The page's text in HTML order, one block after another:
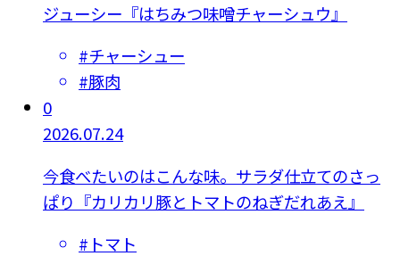
ジューシー『はちみつ味噌チャーシュウ』
#チャーシュー
#豚肉
0
2026.07.24
今食べたいのはこんな味。サラダ仕立てのさっ
ぱり『カリカリ豚とトマトのねぎだれあえ』
# トマト